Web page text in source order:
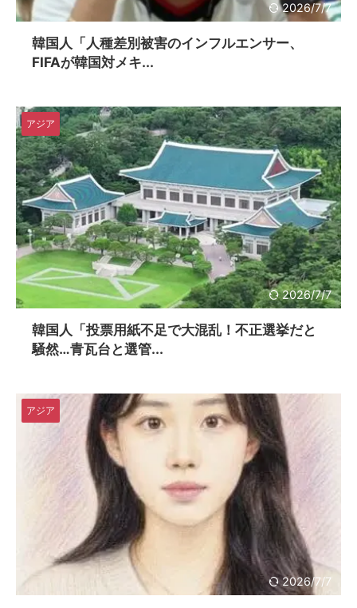
2026/7/7
韓国人「人種差別被害のインフルエンサー、
FIFAが韓国対メキ...
2026/7/7
アジア
韓国人「投票用紙不足で大混乱！不正選挙だと
騒然…青瓦台と選管...
2026/7/7
アジア